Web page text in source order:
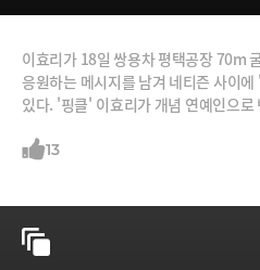
이효리가 18일 쌍용차 평택공장 70m
응원하는 메시지를 남겨 네티즌 사이
있다. '핑클' 이효리가 개념 연예인으로
13